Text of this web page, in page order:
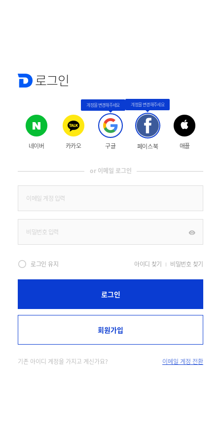
로그인
네이버 카카오 구글 페이스북 애플
or 이메일 로그인
로그인 유지 아이디 찾기 비밀번호 찾기
로그인
회원가입
기존 아이디 계정을 가지고 계신가요? 이메일 계정 전환